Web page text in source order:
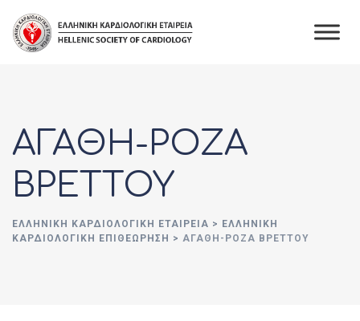
content
ΑΓΑΘΗ-ΡΟΖΑ
ΒΡΕΤΤΟΥ
ΕΛΛΗΝΙΚΉ ΚΑΡΔΙΟΛΟΓΙΚΉ ΕΤΑΙΡΕΊΑ > ΕΛΛΗΝΙΚΗ
ΚΑΡΔΙΟΛΟΓΙΚΗ ΕΠΙΘΕΩΡΗΣΗ > ΑΓΑΘΗ-ΡΟΖΑ ΒΡΕΤΤΟΥ